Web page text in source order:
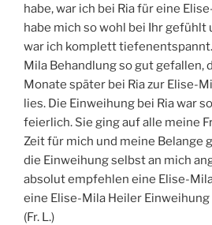
habe, war ich bei Ria für eine
habe mich so wohl bei Ihr gefühlt
war ich komplett
Mila Behandlung so gut gefallen,
Monate später bei Ria zur Elise-
lies. Die Einweihung bei Ria war
feierlich. Sie ging auf alle meine
Zeit für mich und meine Belange
die Einweihung selbst an mich
absolut empfehlen eine Elise-
eine Elise-Mila Heiler Einweihung
(Fr. L.)